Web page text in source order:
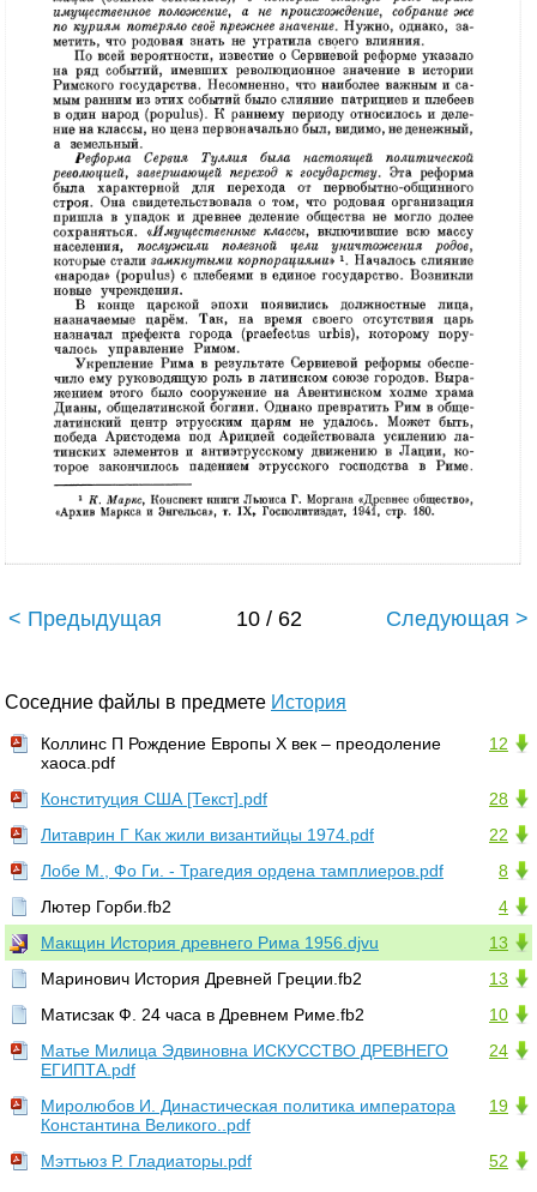
< Предыдущая 10 / 62 Следующая >
Соседние файлы в предмете История
12
Коллинс П Рождение Европы X век – преодоление
хаоса.pdf
28
Конституция США [Текст].pdf
22
Литаврин Г Как жили византийцы 1974.pdf
8
Лобе М., Фо Ги. - Трагедия ордена тамплиеров.pdf
4
Лютер Горби.fb2
13
Макщин История древнего Рима 1956.djvu
13
Маринович История Древней Греции.fb2
10
Матисзак Ф. 24 часа в Древнем Риме.fb2
24
Матье Милица Эдвиновна ИСКУССТВО ДРЕВНЕГО
ЕГИПТА.pdf
19
Миролюбов И. Династическая политика императора
Константина Великого..pdf
52
Мэттьюз Р. Гладиаторы.pdf